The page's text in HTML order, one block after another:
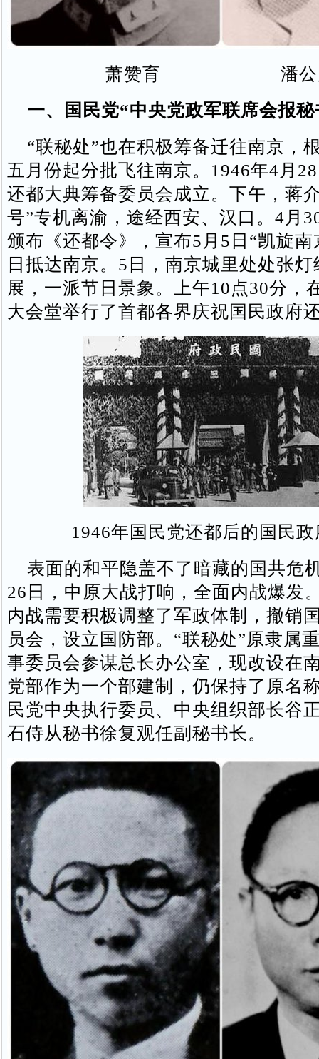
萧赞育 潘公
一、国民党“中央党政军联席会报
“联秘处”也在积极筹备迁往南京，
五月份起分批飞往南京。1946年4月
还都大典筹备委员会成立。下午，蒋
号”专机离渝，途经西安、汉口。4月
颁布《还都令》，宣布5月5日“凯旋南
日抵达南京。5日，南京城里处处张
展，一派节日景象。上午10点30分，
大会堂举行了首都各界庆祝国民政府
1946年国民党还都后的国民
表面的和平隐盖不了暗藏的国共危
26日，中原大战打响，全面内战爆发
内战需要积极调整了军政体制，撤销
员会，设立国防部。“联秘处”原隶属
事委员会参谋总长办公室，现改设在
党部作为一个部建制，仍保持了原名
民党中央执行委员、中央组织部长谷
石侍从秘书徐复观任副秘书长。